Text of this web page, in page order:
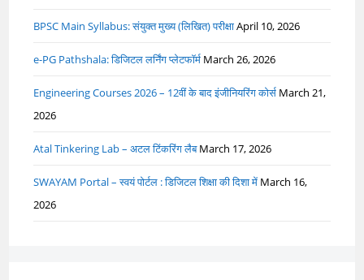
BPSC Main Syllabus: संयुक्त मुख्य (लिखित) परीक्षाApril 10, 2026
e-PG Pathshala: डिजिटल लर्निंग प्लेटफॉर्म March 26, 2026
Engineering Courses 2026 – 12वीं के बाद इंजीनियरिंग कोर्स March 21,
2026
Atal Tinkering Lab – अटल टिंकरिंग लैब March 17, 2026
SWAYAM Portal – स्वयं पोर्टल : डिजिटल शिक्षा की दिशा में March 16,
2026